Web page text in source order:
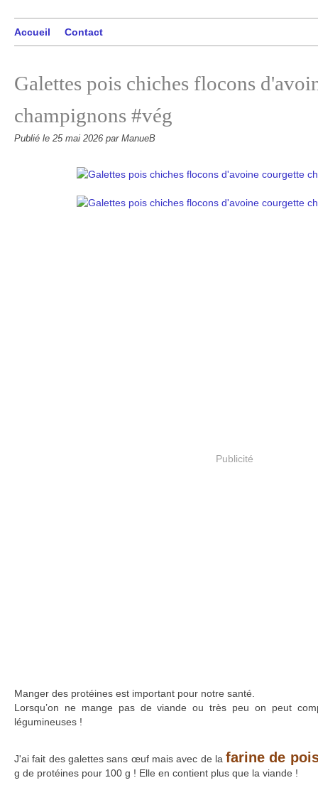
Accueil Contact
Galettes pois chiches flocons
champignons #vég
Publié le 25 mai 2026 par ManueB
Publicité
Manger des protéines est important pour notre santé.
Lorsqu’on ne mange pas de viande ou très peu on peut
légumineuses !
J'ai fait des galettes sans œuf mais avec de lafarine de
g de protéines pour 100 g ! Elle en contient plus que la viande !